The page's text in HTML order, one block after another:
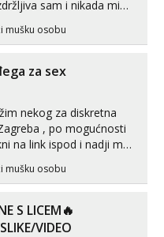
sam i nikada mi
kad i bilo gdje zato se
me tamo, cekam te!
mušku osobu
za sex
nekog za diskretna
, po mogućnosti
mušku osobu
S LICEM🔥
VIDEO